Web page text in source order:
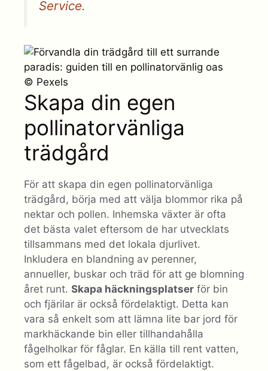
Service.
© Pexels
Skapa din egen
pollinatorvänliga
trädgård
För att skapa din egen pollinatorvänliga
trädgård, börja med att välja blommor rika på
nektar och pollen. Inhemska växter är ofta
det bästa valet eftersom de har utvecklats
tillsammans med det lokala djurlivet.
Inkludera en blandning av perenner,
annueller, buskar och träd för att ge blomning
året runt. Skapa häckningsplatser för bin
och fjärilar är också fördelaktigt. Detta kan
vara så enkelt som att lämna lite bar jord för
markhäckande bin eller tillhandahålla
fågelholkar för fåglar. En källa till rent vatten,
som ett fågelbad, är också fördelaktigt.